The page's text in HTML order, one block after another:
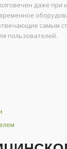
даже
самым
пользователей.